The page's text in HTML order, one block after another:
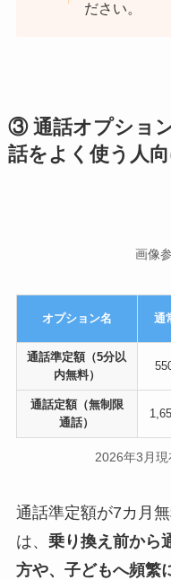
ださい。
③ 通話オプショ
話をよく使う人向
画像
オプション名 通
通話準定額（5分以
内無料）
通話定額（無制限
通話）
2026年3月現
通話準定額が7カ月
は、 乗り換え前から
方や、子どもへ頻繁